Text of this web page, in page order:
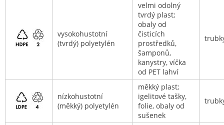
vysokohustotní
(tvrdý) polyetylén
velmi odolný
tvrdý plast;
obaly od
čisticích
prostředků,
šamponů,
kanystry, víčka
od PET lahví
nízkohustotní
(měkký) polyetylén
měkký plast;
igelitové tašky,
folie, obaly od
sušenek